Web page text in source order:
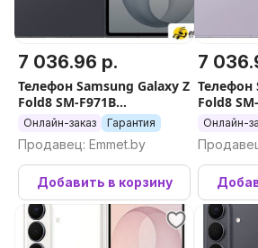
7 036.96 р.
Телефон Samsung Galaxy Z
Fold8 SM-F971B
12GB/512GB (серый)
Онлайн-заказ Гарантия
Продавец: Emmet.by
Добавить в корзину
7
Телефон
Fold8
12GB/
Онлайн-